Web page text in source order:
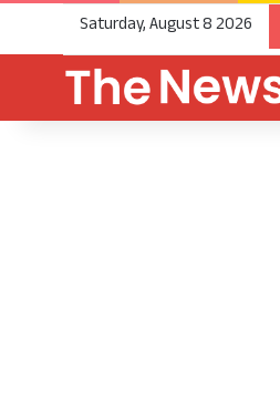
Saturday, August 8 2026